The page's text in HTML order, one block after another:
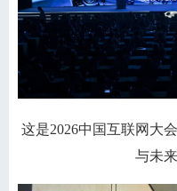
这是2026中国互联网大
与未